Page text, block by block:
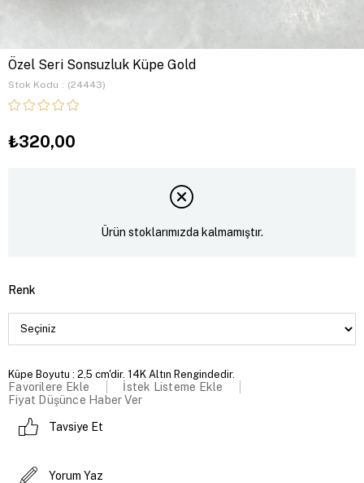
Özel Seri Sonsuzluk Küpe Gold
Stok Kodu (24443)
₺320,00
Ürün stoklarımızda kalmamıştır.
Renk
Küpe Boyutu : 2,5 cm'dir. 14K Altın Rengindedir.
Favorilere Ekle
İstek Listeme Ekle
Fiyat Düşünce Haber Ver
Tavsiye Et
Yorum Yaz